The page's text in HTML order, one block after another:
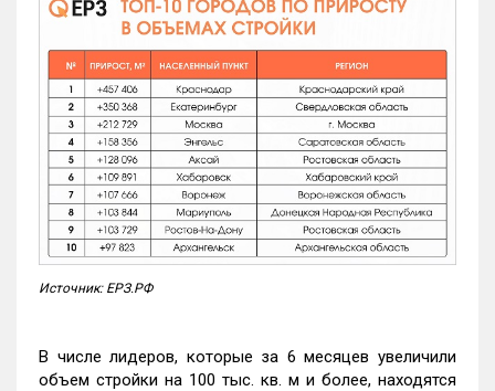
Источник: ЕРЗ.РФ
В числе лидеров, которые за 6 месяцев увеличили
объем стройки на 100 тыс. кв. м и более, находятся